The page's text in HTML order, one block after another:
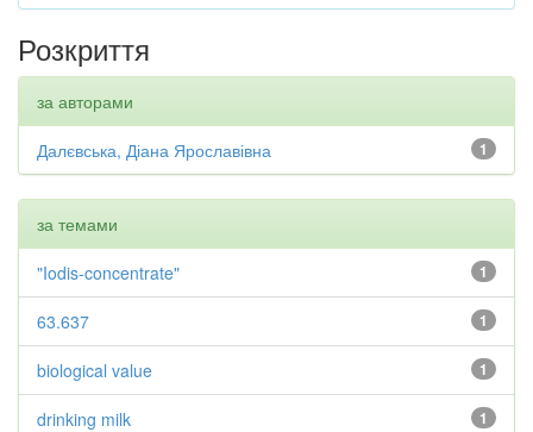
Розкриття
за авторами
1
Далєвська, Діана Ярославівна
за темами
1
"Iodis-concentrate"
1
63.637
1
biological value
1
drinking milk